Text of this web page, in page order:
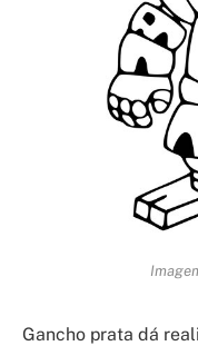
Gancho prata dá